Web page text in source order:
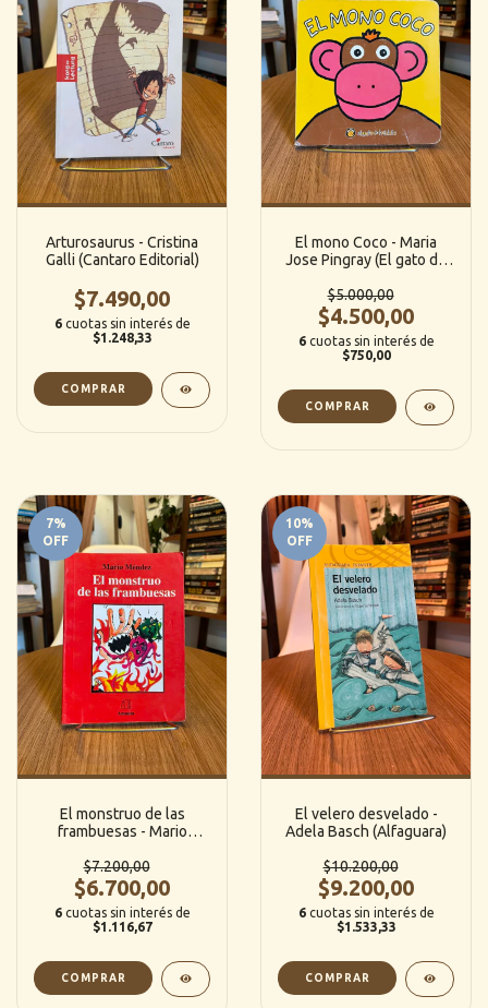
Arturosaurus - Cristina
Galli (Cantaro Editorial)
$7.490,00
6 cuotas sin interés de
$1.248,33
El mono Coco - Maria
Jose Pingray (El gato de
$5.000,00
$4.500,00
6 cuotas sin interés de
$750,00
7%
OFF
El monstruo de las
frambuesas - Mario
$7.200,00
$6.700,00
6 cuotas sin interés de
$1.116,67
10%
OFF
El velero desvelado -
Adela Basch (Alfaguara)
$10.200,00
$9.200,00
6 cuotas sin interés de
$1.533,33